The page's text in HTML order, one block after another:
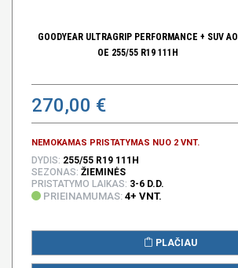
GOODYEAR ULTRAGRIP PERFORMANCE + SUV AO
OE 255/55 R19 111H
270,00 €
NEMOKAMAS PRISTATYMAS NUO 2 VNT.
DYDIS: 255/55 R19 111H
SEZONAS: ŽIEMINĖS
PRISTATYMO LAIKAS: 3-6 D.D.
PRIEINAMUMAS: 4+ VNT.
PLAČIAU